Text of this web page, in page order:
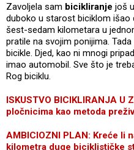
Zavoljela sam bicikliranje još
duboko u starost biciklom išao
šest-sedam kilometara u
pratile na svojim ponijima.
bicikle. Djed, kao ni mnogi
imao automobil. Sve što je
Rog biciklu.
ISKUSTVO BICIKLIRANJA U
pločnicima kao metoda
AMBICIOZNI PLAN: Kreće li
kilometra duge biciklističke